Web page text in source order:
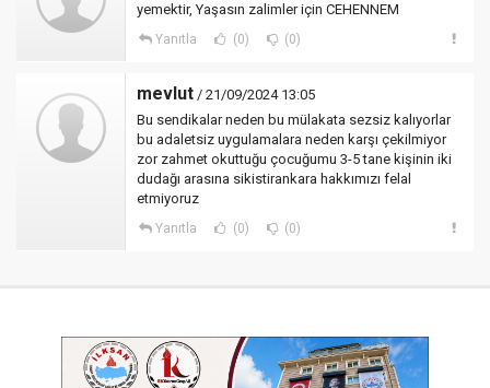
yemektir, Yaşasın zalimler için CEHENNEM
Yanıtla (0) (0)
mevlut / 21/09/2024 13:05
Bu sendikalar neden bu mülakata sezsiz kalıyorlar
bu adaletsiz uygulamalara neden karşı çekilmiyor
zor zahmet okuttuğu çocuğumu 3-5 tane kişinin iki
dudağı arasına sikistirankara hakkımızı felal
etmiyoruz
Yanıtla (0) (0)